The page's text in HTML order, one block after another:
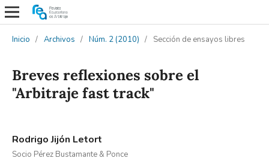
Inicio / Archivos / Núm. 2 (2010) / Sección de ensayos libres
Breves reflexiones sobre el
"Arbitraje fast track"
Rodrigo Jijón Letort
Socio Pérez Bustamante & Ponce